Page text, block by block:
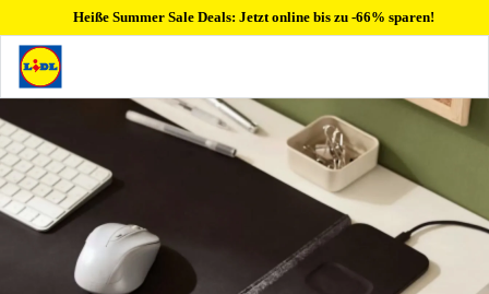
Heiße Summer Sale Deals: Jetzt online bis zu -66% sparen!